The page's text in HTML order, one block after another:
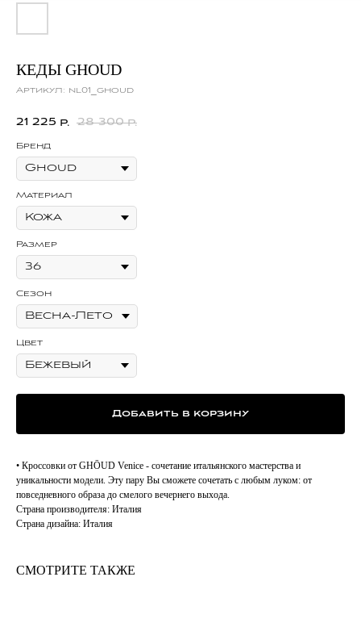
КЕДЫ GHOUD
Артикул: nl01_ghoud
21 225 р. 28 300 р.
Бренд
Материал
Размер
Сезон
Цвет
Добавить в корзину
• Кроссовки от GHŌUD Venice - сочетание итальянского мастерства и
уникальности модели. Эту пару Вы сможете сочетать с любым луком: от
повседневного образа до смелого вечернего выхода.
Страна производителя: Италия
Страна дизайна: Италия
СМОТРИТЕ ТАКЖЕ